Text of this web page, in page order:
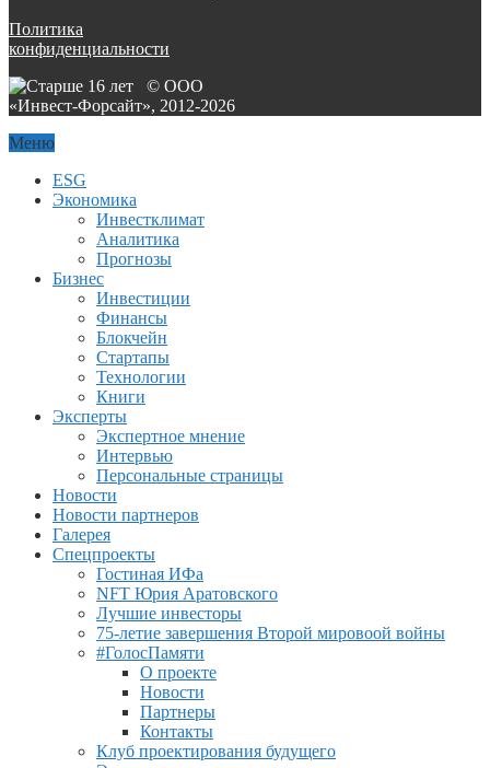
Политика
конфиденциальности
© ООО
«Инвест-Форсайт», 2012-2026
Меню
ESG
Экономика
Инвестклимат
Аналитика
Прогнозы
Бизнес
Инвестиции
Финансы
Блокчейн
Стартапы
Технологии
Книги
Эксперты
Экспертное мнение
Интервью
Персональные страницы
Новости
Новости партнеров
Галерея
Спецпроекты
Гостиная ИФа
NFT Юрия Аратовского
Лучшие инвесторы
75-летие завершения Второй мировоой войны
#ГолосПамяти
О проекте
Новости
Партнеры
Контакты
Клуб проектирования будущего